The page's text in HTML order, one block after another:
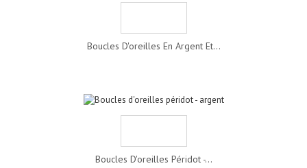
Boucles D'oreilles En Argent Et...
Boucles D'oreilles Péridot -...